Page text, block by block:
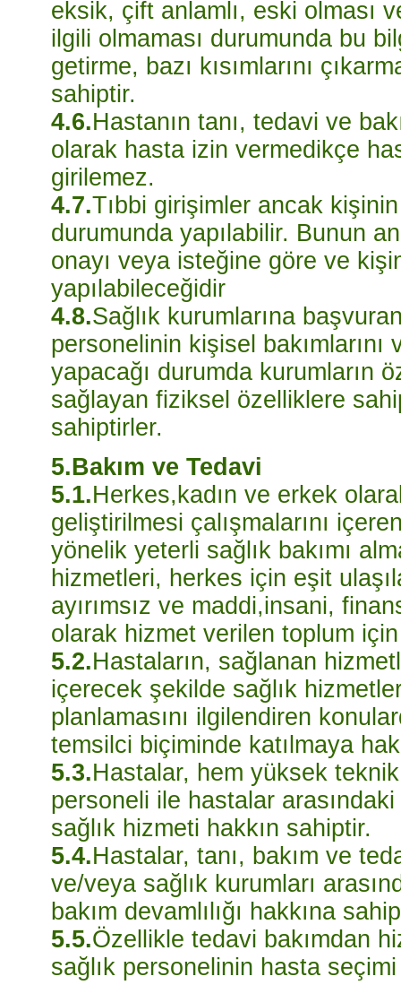
eksik, çift anlamlı, eski olması
ilgili olmaması durumunda bu
getirme, bazı kısımlarını
sahiptir.
4.6.Hastanın tanı, tedavi ve
olarak hasta izin vermedikçe
girilemez.
4.7.Tıbbi girişimler ancak
durumunda yapılabilir. Bunun
onayı veya isteğine göre ve
yapılabileceğidir
4.8.Sağlık kurumlarına
personelinin kişisel
yapacağı durumda kurumların
sağlayan fiziksel özelliklere
sahiptirler.
5.Bakım ve Tedavi
5.1.Herkes,kadın ve erkek
geliştirilmesi çalışmalarını
yönelik yeterli sağlık bakımı
hizmetleri, herkes için eşit
ayırımsız ve maddi,insani,
olarak hizmet verilen toplum için
5.2.Hastaların, sağlanan
içerecek şekilde sağlık
planlamasını ilgilendiren
temsilci biçiminde katılmaya
5.3.Hastalar, hem yüksek
personeli ile hastalar
sağlık hizmeti hakkın sahiptir.
5.4.Hastalar, tanı, bakım ve
ve/veya sağlık kurumları
bakım devamlılığı hakkına
5.5.Özellikle tedavi bakımdan
sağlık personelinin hasta